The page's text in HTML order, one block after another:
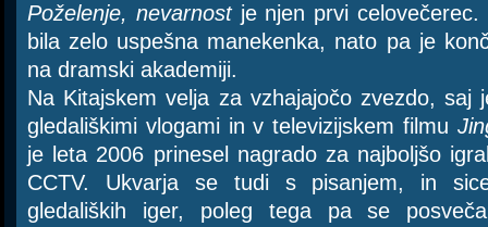
Poželenje, nevarnostje njen prvi celovečerec.
bila zelo uspešna manekenka, nato pa je
na dramski akademiji.
Na Kitajskem velja za vzhajajočo zvezdo, saj
gledališkimi vlogami in v televizijskem filmu
je leta 2006 prinesel nagrado za najboljšo
CCTV. Ukvarja se tudi s pisanjem, in
gledaliških iger, poleg tega pa se